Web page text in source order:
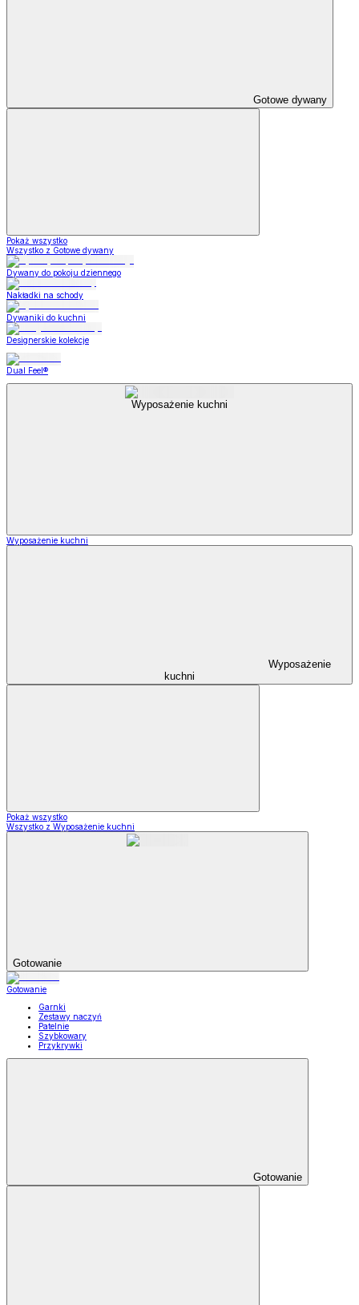
Gotowe dywany
Pokaż wszystko
Wszystko z Gotowe dywany
Dywany do pokoju dziennego
Nakładki na schody
Dywaniki do kuchni
Designerskie kolekcje
Dual Feel®
Wyposażenie kuchni
Wyposażenie kuchni
Wyposażenie
kuchni
Pokaż wszystko
Wszystko z Wyposażenie kuchni
Gotowanie
Gotowanie
Garnki
Zestawy naczyń
Patelnie
Szybkowary
Przykrywki
Gotowanie